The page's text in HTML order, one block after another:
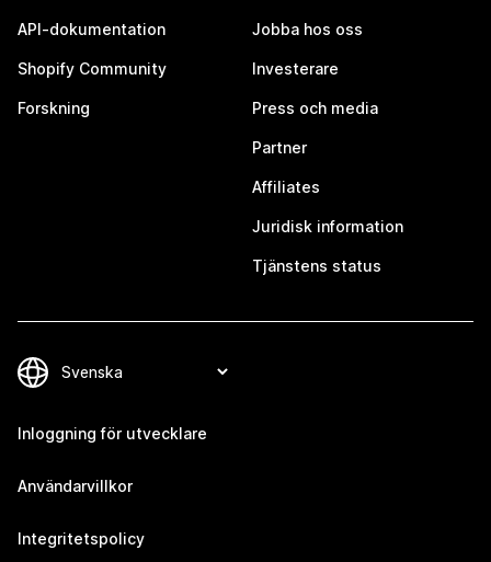
API-dokumentation
Shopify Community
Forskning
Jobba hos oss
Investerare
Press och media
Partner
Affiliates
Juridisk information
Tjänstens status
Inloggning för utvecklare
Användarvillkor
Integritetspolicy